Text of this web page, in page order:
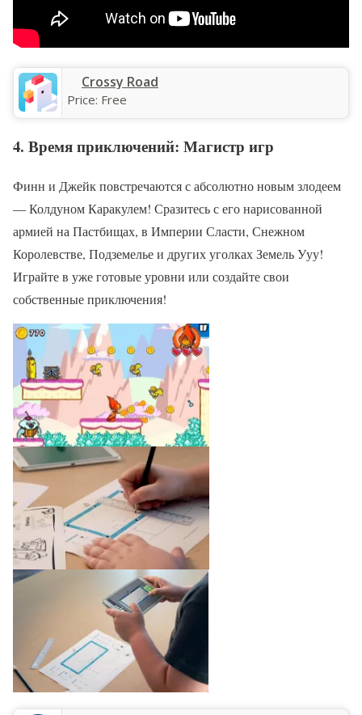
Crossy Road
Price: Free
4. Время приключений: Магистр игр
Финн и Джейк повстречаются с абсолютно новым злодеем
— Колдуном Каракулем! Сразитесь с его нарисованной
армией на Пастбищах, в Империи Сласти, Снежном
Королевстве, Подземелье и других уголках Земель Ууу!
Играйте в уже готовые уровни или создайте свои
собственные приключения!